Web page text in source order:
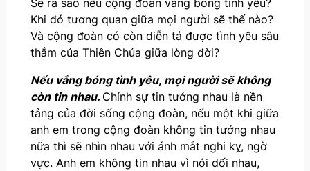
Khi đó tương quan giữa mọi người sẽ thế nào?
Và cộng đoàn có còn diễn tả được tình yêu sâu
thẳm của Thiên Chúa giữa lòng đời?
Nếu vắng bóng tình yêu, mọi người sẽ không
còn tin nhau. Chính sự tin tưởng nhau là nền
tảng của đời sống cộng đoàn, nếu một khi giữa
anh em trong cộng đoàn không tin tưởng nhau
nữa thì sẽ nhìn nhau với ánh mắt nghi kỵ, ngờ
vực. Anh em không tin nhau vì nói dối nhau,